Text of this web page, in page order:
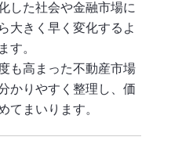
した社会や金融市場に
大きく早く変化するよ
す。
も高まった不動産市場
かりやすく整理し、価
てまいります。